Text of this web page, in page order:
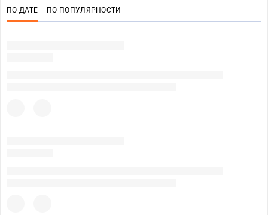
ПО ДАТЕ ПО ПОПУЛЯРНОСТИ